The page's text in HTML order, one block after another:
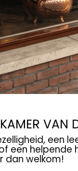
VAN
een
een helpende
dan welkom!